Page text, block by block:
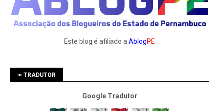
Este blog é afiliado a AblogPE
➛ TRADUTOR
Google Tradutor